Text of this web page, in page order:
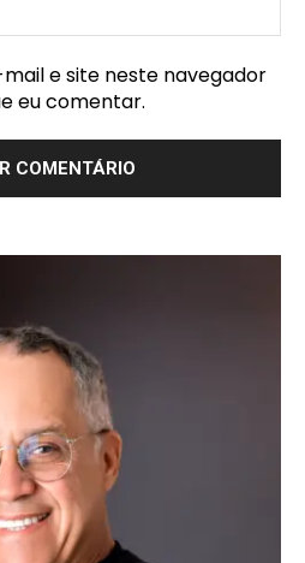
e site neste navegador
eu comentar.